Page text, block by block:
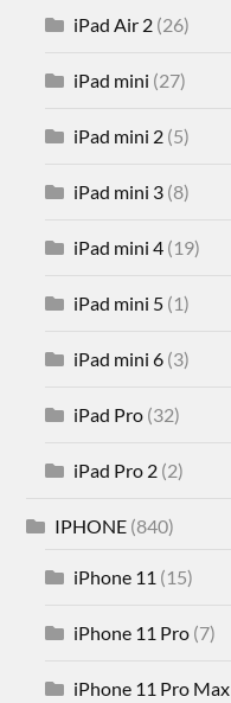
iPad Air 2 (26)
iPad mini (27)
iPad mini 2 (5)
iPad mini 3 (8)
iPad mini 4 (19)
iPad mini 5 (1)
iPad mini 6 (3)
iPad Pro (32)
iPad Pro 2 (2)
IPHONE (840)
iPhone 11 (15)
iPhone 11 Pro (7)
iPhone 11 Pro Max